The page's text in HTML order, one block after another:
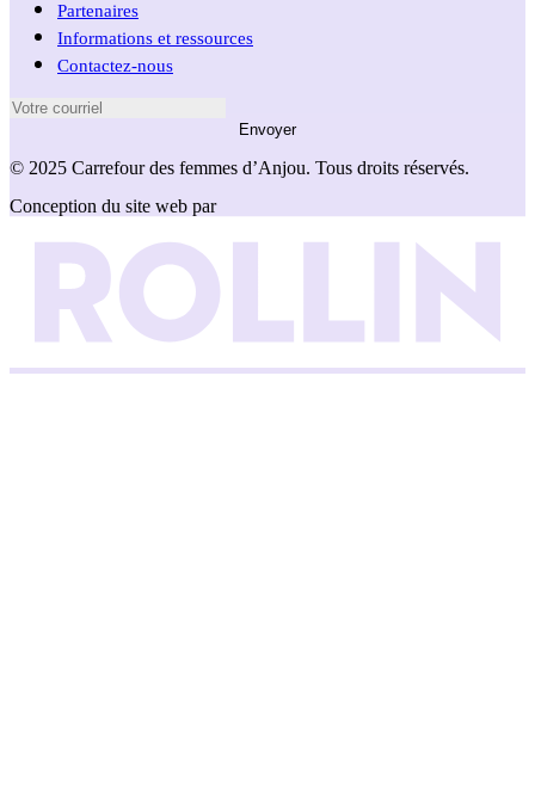
Partenaires
Informations et ressources
Contactez-nous
Envoyer
© 2025 Carrefour des femmes d’Anjou. Tous droits réservés.
Conception du site web par